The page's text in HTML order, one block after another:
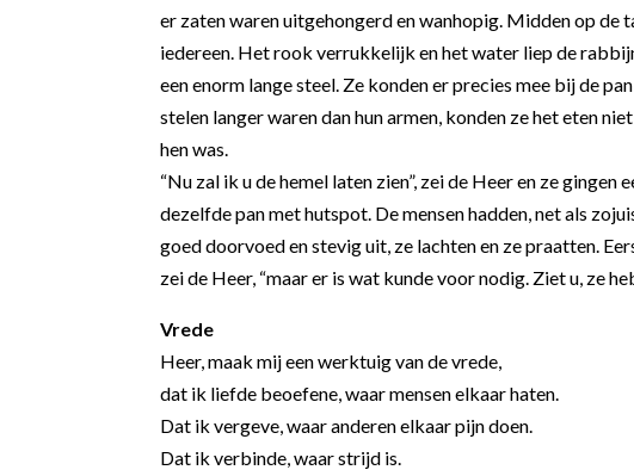
er zaten waren uitgehongerd en wanhopig. Midden op
iedereen. Het rook verrukkelijk en het water liep de
een enorm lange steel. Ze konden er precies mee bij de
stelen langer waren dan hun armen, konden ze het eten
hen was.
“Nu zal ik u de hemel laten zien”, zei de Heer en ze
dezelfde pan met hutspot. De mensen hadden, net als
goed doorvoed en stevig uit, ze lachten en ze praatten.
zei de Heer, “maar er is wat kunde voor nodig. Ziet u, ze
Vrede
Heer, maak mij een werktuig van de vrede,
dat ik liefde beoefene, waar mensen elkaar haten.
Dat ik vergeve, waar anderen elkaar pijn doen.
Dat ik verbinde, waar strijd is.